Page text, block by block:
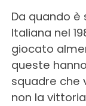
Da quando
Italiana nel
giocato
queste
squadre che
non la